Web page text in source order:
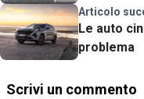
chilometri
Articolo
Le auto
problema
Scrivi un commento